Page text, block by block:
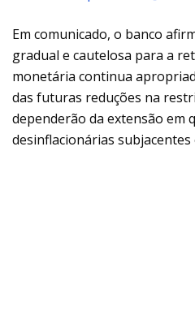
Em comunicado, o banco
gradual e cautelosa para a
monetária continua
das futuras reduções na
dependerão da extensão em
desinflacionárias